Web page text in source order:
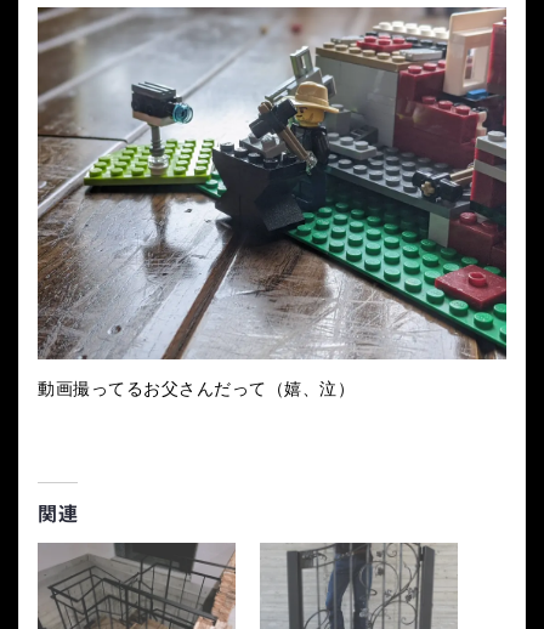
動画撮ってるお父さんだって（嬉、泣）
関連